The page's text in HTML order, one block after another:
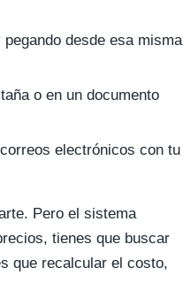
desde esa misma
o en un documento
electrónicos con tu
Pero el sistema
tienes que buscar
que recalcular el costo,